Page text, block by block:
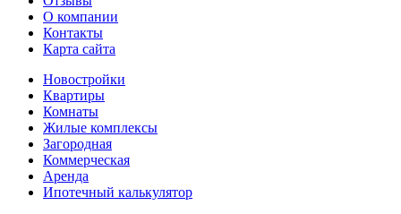
О компании
Контакты
Карта сайта
Новостройки
Квартиры
Комнаты
Жилые комплексы
Загородная
Коммерческая
Аренда
Ипотечный калькулятор